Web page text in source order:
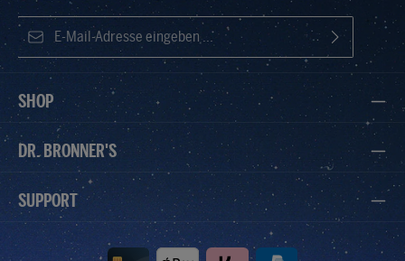
E-Mail-Adresse*
Ich habe die Datenschutzbestimmungen zur Kenntnis
genommen und die
gelesen und bin mit ihnen
einverstanden.
Die mit einem Stern (*) markierten Felder sind Pflichtfelder.
SHOP
DR. BRONNER'S
SUPPORT